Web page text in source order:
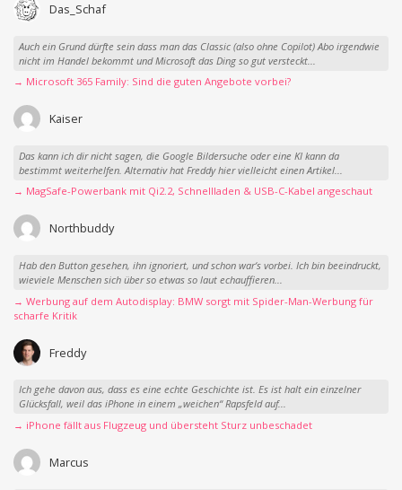
Das_Schaf
Auch ein Grund dürfte sein dass man das Classic (also ohne Copilot) Abo irgendwie
nicht im Handel bekommt und Microsoft das Ding so gut versteckt...
→ Microsoft 365 Family: Sind die guten Angebote vorbei?
Kaiser
Das kann ich dir nicht sagen, die Google Bildersuche oder eine KI kann da
bestimmt weiterhelfen. Alternativ hat Freddy hier vielleicht einen Artikel...
→ MagSafe-Powerbank mit Qi2.2, Schnellladen & USB-C-Kabel angeschaut
Northbuddy
Hab den Button gesehen, ihn ignoriert, und schon war‘s vorbei. Ich bin beeindruckt,
wieviele Menschen sich über so etwas so laut echauffieren...
→ Werbung auf dem Autodisplay: BMW sorgt mit Spider-Man-Werbung für
scharfe Kritik
Freddy
Ich gehe davon aus, dass es eine echte Geschichte ist. Es ist halt ein einzelner
Glücksfall, weil das iPhone in einem „weichen“ Rapsfeld auf...
→ iPhone fällt aus Flugzeug und übersteht Sturz unbeschadet
Marcus